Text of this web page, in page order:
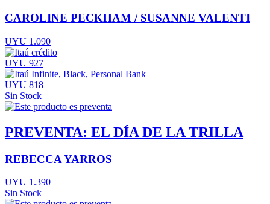
CAROLINE PECKHAM / SUSANNE VALENTI
UYU 1.090
UYU 927
UYU 818
Sin Stock
PREVENTA: EL DÍA DE LA TRILLA
REBECCA YARROS
UYU 1.390
Sin Stock